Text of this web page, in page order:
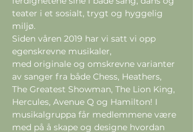
teater i et sosialt, trygt og hyggelig
miljø.
Siden våren 2019 har vi satt vi opp
egenskrevne musikaler,
med originale og omskrevne varianter
av sanger fra både Chess, Heathers,
The Greatest Showman, The Lion King,
Hercules, Avenue Q og Hamilton! I
musikalgruppa får medlemmene være
med på å skape og designe hvordan